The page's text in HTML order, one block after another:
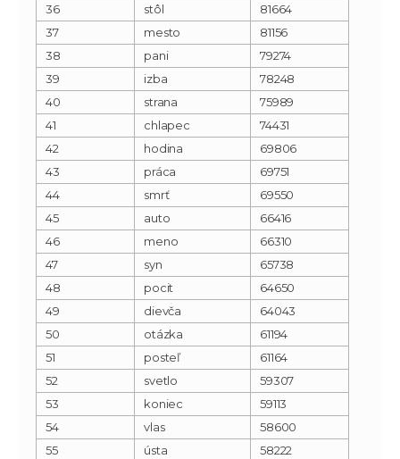
36
stôl
81664
37
mesto
81156
38
pani
79274
39
izba
78248
40
strana
75989
41
chlapec
74431
42
hodina
69806
43
práca
69751
44
smrť
69550
45
auto
66416
46
meno
66310
47
syn
65738
48
pocit
64650
49
dievča
64043
50
otázka
61194
51
posteľ
61164
52
svetlo
59307
53
koniec
59113
54
vlas
58600
55
ústa
58222